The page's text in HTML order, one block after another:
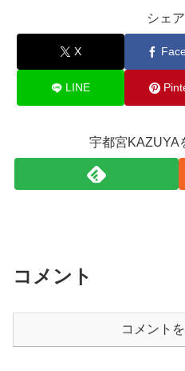
シェ
X
LINE
宇都宮KAZUYA
コメント
コメント